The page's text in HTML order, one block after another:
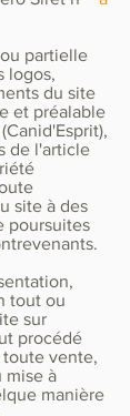
partielle
logos,
du site
et préalable
de l'article
site à des
poursuites
tout ou
sur
procédé
vente,
mise à
manière